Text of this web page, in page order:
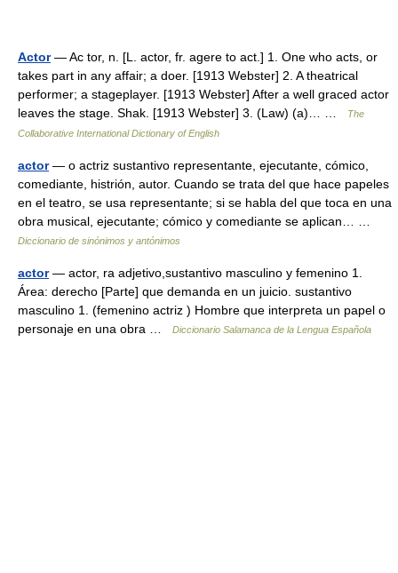
Actor— Ac tor, n. [L. actor, fr. agere to act.] 1. One who acts, or
takes part in any affair; a doer. [1913 Webster] 2. A theatrical
performer; a stageplayer. [1913 Webster] After a well graced actor
leaves the stage. Shak. [1913 Webster] 3. (Law) (a)… …
The
Collaborative International Dictionary of English
actor— o actriz sustantivo representante, ejecutante, cómico,
comediante, histrión, autor. Cuando se trata del que hace papeles
en el teatro, se usa representante; si se habla del que toca en una
obra musical, ejecutante; cómico y comediante se aplican… …
Diccionario de sinónimos y antónimos
actor— actor, ra adjetivo,sustantivo masculino y femenino 1.
Área: derecho [Parte] que demanda en un juicio. sustantivo
masculino 1. (femenino actriz ) Hombre que interpreta un papel o
personaje en una obra …
Diccionario Salamanca de la Lengua Española